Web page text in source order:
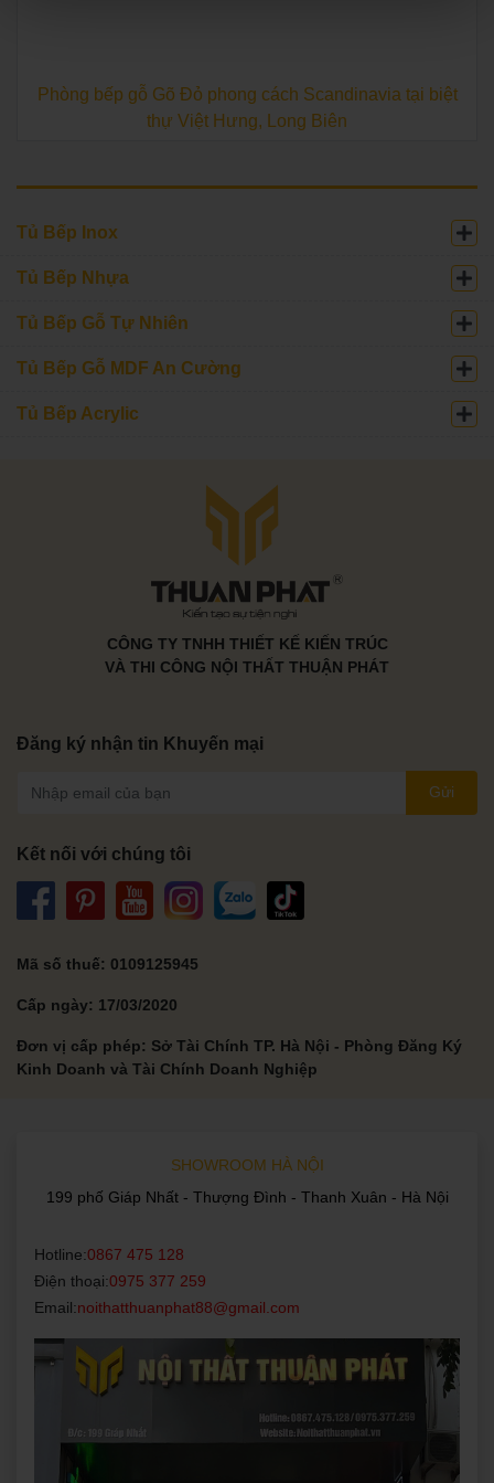
Phòng bếp gỗ Gõ Đỏ phong cách Scandinavia tại biệt
thự Việt Hưng, Long Biên
Tủ Bếp Inox
Tủ Bếp Nhựa
Tủ Bếp Gỗ Tự Nhiên
Tủ Bếp Gỗ MDF An Cường
Tủ Bếp Acrylic
CÔNG TY TNHH THIẾT KẾ KIẾN TRÚC
VÀ THI CÔNG NỘI THẤT THUẬN PHÁT
Đăng ký nhận tin Khuyến mại
Gửi
Kết nối với chúng tôi
Mã số thuế: 0109125945
Cấp ngày: 17/03/2020
Đơn vị cấp phép: Sở Tài Chính TP. Hà Nội - Phòng Đăng Ký
Kinh Doanh và Tài Chính Doanh Nghiệp
SHOWROOM HÀ NỘI
199 phố Giáp Nhất - Thượng Đình - Thanh Xuân - Hà Nội
Hotline:0867 475 128
Điện thoại:0975 377 259
Email:noithatthuanphat88@gmail.com